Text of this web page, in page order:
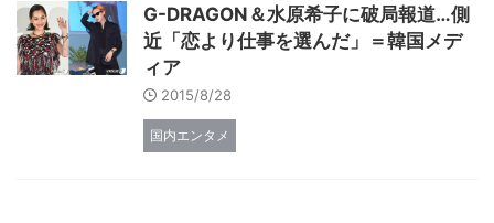
G-DRAGON＆水原希子に破局報道…側
近「恋より仕事を選んだ」＝韓国メデ
ィア
2015/8/28
国内エンタメ